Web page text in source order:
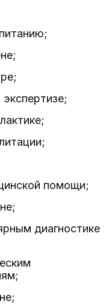
помощи;
диагностике